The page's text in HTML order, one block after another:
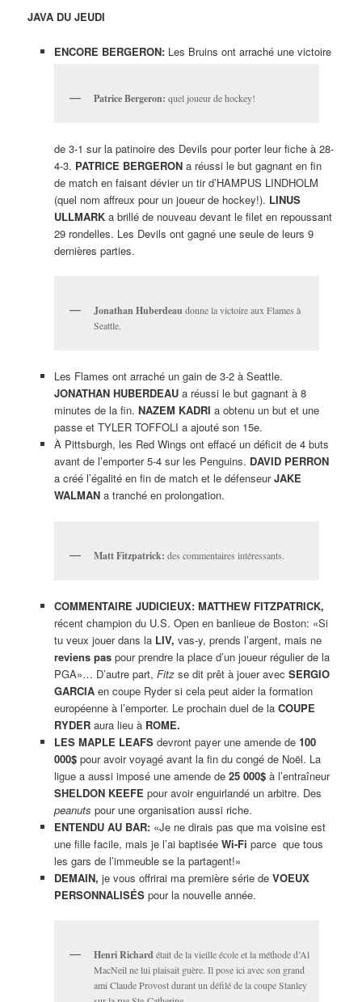
JAVA DU JEUDI
ENCORE BERGERON: Les Bruins ont arraché une victoire
Patrice Bergeron: quel joueur de hockey!
de 3-1 sur la patinoire des Devils pour porter leur fiche à 28-
4-3. PATRICE BERGERONa réussi le but gagnant en fin
de match en faisant dévier un tir d’HAMPUS LINDHOLM
(quel nom affreux pour un joueur de hockey!). LINUS
ULLMARKa brillé de nouveau devant le filet en repoussant
29 rondelles. Les Devils ont gagné une seule de leurs 9
dernières parties.
Jonathan Huberdeau donne la victoire aux Flames à
Seattle.
Les Flames ont arraché un gain de 3-2 à Seattle.
JONATHAN HUBERDEAUa réussi le but gagnant à 8
minutes de la fin. NAZEM KADRI a obtenu un but et une
passe et TYLER TOFFOLI a ajouté son 15e.
À Pittsburgh, les Red Wings ont effacé un déficit de 4 buts
avant de l’emporter 5-4 sur les Penguins. DAVID PERRON
a créé l’égalité en fin de match et le défenseurJAKE
WALMANa tranché en prolongation.
Matt Fitzpatrick: des commentaires intéressants.
COMMENTAIRE JUDICIEUX: MATTHEW FITZPATRICK,
récent champion du U.S. Open en banlieue de Boston: «Si
tu veux jouer dans la LIV, vas-y, prends l’argent, mais ne
reviens paspour prendre la place d’un joueur régulier de la
PGA»… D’autre part, Fitzse dit prêt à jouer avec SERGIO
GARCIAen coupe Ryder si cela peut aider la formation
européenne à l’emporter. Le prochain duel de la COUPE
RYDERaura lieu à ROME.
LES MAPLE LEAFS devront payer une amende de 100
000$pour avoir voyagé avant la fin du congé de Noël. La
ligue a aussi imposé une amende de 25 000$à l’entraîneur
SHELDON KEEFE pour avoir enguirlandé un arbitre. Des
peanuts pour une organisation aussi riche.
ENTENDU AU BAR: «Je ne dirais pas que ma voisine est
une fille facile, mais je l’ai baptisée Wi-Fi parce que tous
les gars de l’immeuble se la partagent!»
DEMAIN, je vous offrirai ma première série de VOEUX
PERSONNALISÉSpour la nouvelle année.
Henri Richard était de la vieille école et la méthode d’Al
MacNeil ne lui plaisait guère. Il pose ici avec son grand
ami Claude Provost durant un défilé de la coupe Stanley